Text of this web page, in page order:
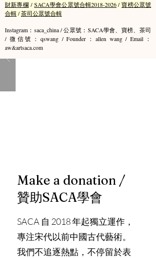
財新專欄/SACA學會公眾號合輯2018-2026/寶榜公眾號
合輯/茶司公眾號合輯
Instagram：saca_china / 公眾號：SACA學會、寶榜、茶司
/ 微信號：qswang / Founder：allen wang / Email：
aw&artsaca.com​​
Make a donation /
贊助SACA學會
SACA 自 2018 年起獨立運作，
專注宋代以前中國古代藝術。
我們不追逐熱點，不停留於表